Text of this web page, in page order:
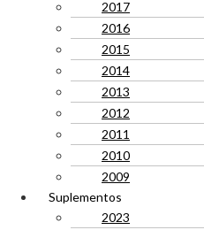
2017
2016
2015
2014
2013
2012
2011
2010
2009
Suplementos
2023